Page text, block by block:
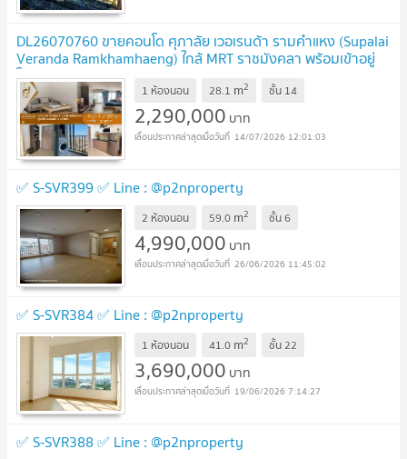
DL26070760 ขายคอนโด ศุภาลัย เวอเรนด้า รามคำแหง (Supalai
Veranda Ramkhamhaeng) ใกล้ MRT ราชมังคลา พร้อมเข้าอยู่
โทรด่วน 0614453194 LineID @952jdxxk
1 ห้องนอน 28.1 m2 ชั้น 14
2,290,000 บาท
14/07/2026 12:01:03
✅ S-SVR399 ✅ Line : @p2nproperty
2 ห้องนอน 59.0 m2 ชั้น6
4,990,000 บาท
26/06/2026 11:45:02
✅ S-SVR384 ✅ Line : @p2nproperty
1 ห้องนอน 41.0 m2 ชั้น22
3,690,000 บาท
19/06/2026 7:14:27
✅ S-SVR388 ✅ Line : @p2nproperty